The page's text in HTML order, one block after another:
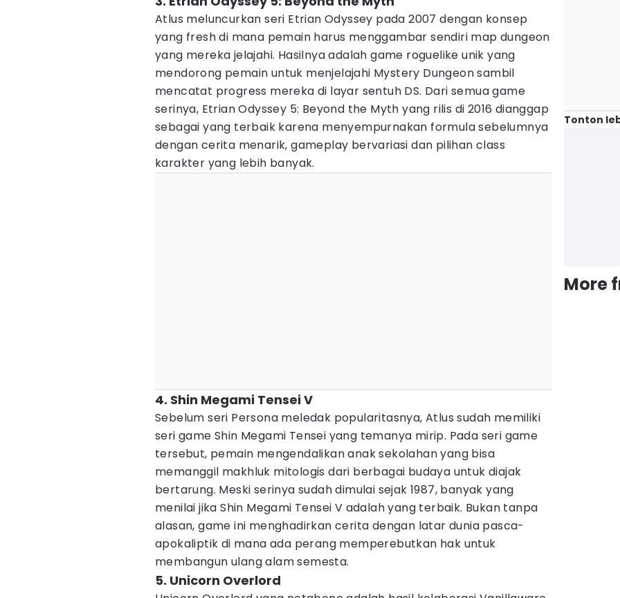
Atlus meluncurkan seri Etrian Odyssey pada 2007 dengan konsep
yang fresh di mana pemain harus menggambar sendiri map dungeon
yang mereka jelajahi. Hasilnya adalah game roguelike unik yang
mendorong pemain untuk menjelajahi Mystery Dungeon sambil
mencatat progress mereka di layar sentuh DS. Dari semua game
serinya, Etrian Odyssey 5: Beyond the Myth yang rilis di 2016 dianggap
sebagai yang terbaik karena menyempurnakan formula sebelumnya
dengan cerita menarik, gameplay bervariasi dan pilihan class
karakter yang lebih banyak.
4. Shin Megami Tensei V
Sebelum seri Persona meledak popularitasnya, Atlus sudah memiliki
seri game Shin Megami Tensei yang temanya mirip. Pada seri game
tersebut, pemain mengendalikan anak sekolahan yang bisa
memanggil makhluk mitologis dari berbagai budaya untuk diajak
bertarung. Meski serinya sudah dimulai sejak 1987, banyak yang
menilai jika Shin Megami Tensei V adalah yang terbaik. Bukan tanpa
alasan, game ini menghadirkan cerita dengan latar dunia pasca-
apokaliptik di mana ada perang memperebutkan hak untuk
membangun ulang alam semesta.
5. Unicorn Overlord
Tonton
More